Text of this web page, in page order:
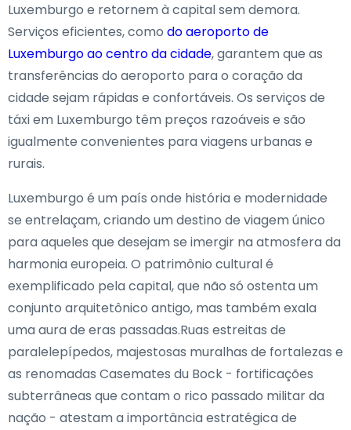
Luxemburgo e retornem à capital sem demora.
Serviços eficientes, como do aeroporto de
Luxemburgo ao centro da cidade, garantem que as
transferências do aeroporto para o coração da
cidade sejam rápidas e confortáveis. Os serviços de
táxi em Luxemburgo têm preços razoáveis e são
igualmente convenientes para viagens urbanas e
rurais.
Luxemburgo é um país onde história e modernidade
se entrelaçam, criando um destino de viagem único
para aqueles que desejam se imergir na atmosfera da
harmonia europeia. O patrimônio cultural é
exemplificado pela capital, que não só ostenta um
conjunto arquitetônico antigo, mas também exala
uma aura de eras passadas.Ruas estreitas de
paralelepípedos, majestosas muralhas de fortalezas e
as renomadas Casemates du Bock - fortificações
subterrâneas que contam o rico passado militar da
nação - atestam a importância estratégica de